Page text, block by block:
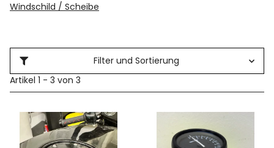
Windschild / Scheibe
Filter und Sortierung
Artikel 1 - 3 von 3